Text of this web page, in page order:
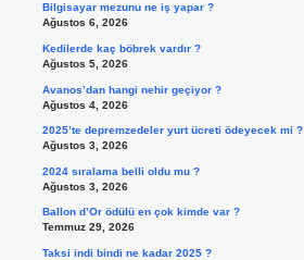
Bilgisayar mezunu ne iş yapar ?
Ağustos 6, 2026
Kedilerde kaç böbrek vardır ?
Ağustos 5, 2026
Avanos’dan hangi nehir geçiyor ?
Ağustos 4, 2026
2025’te depremzedeler yurt ücreti ödeyecek mi ?
Ağustos 3, 2026
2024 sıralama belli oldu mu ?
Ağustos 3, 2026
Ballon d’Or ödülü en çok kimde var ?
Temmuz 29, 2026
Taksi indi bindi ne kadar 2025 ?